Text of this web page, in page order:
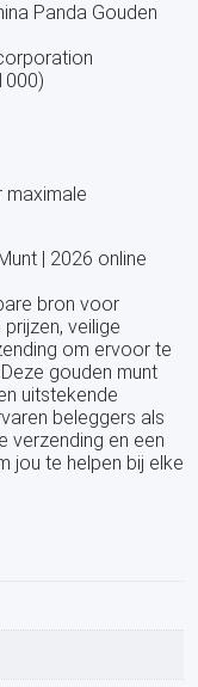
Panda Gouden
maximale
| 2026 online
bron voor
veilige
om ervoor te
gouden munt
uitstekende
beleggers als
verzending en een
jou te helpen bij elke